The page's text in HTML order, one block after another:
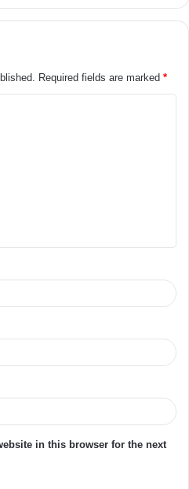
Required fields are marked *
in this browser for the next